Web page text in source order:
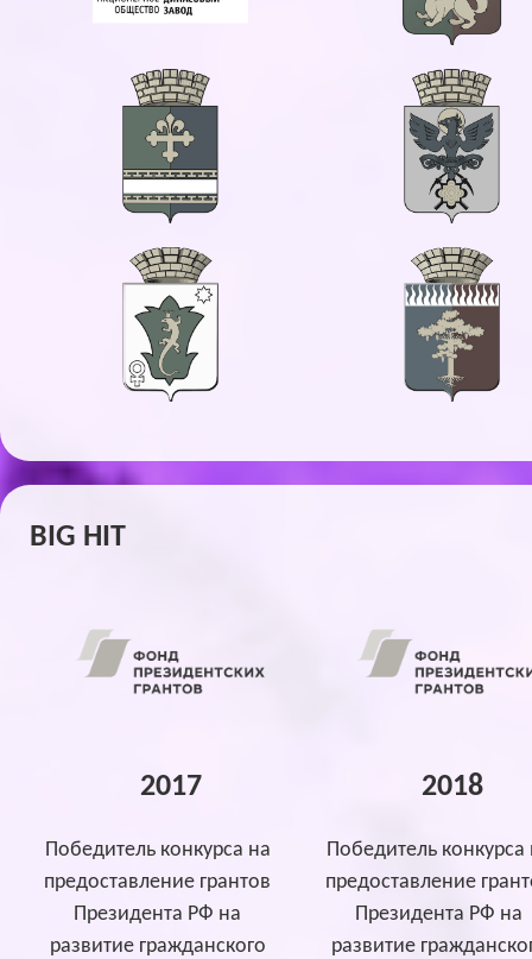
BIG HIT
2017 2018
Победитель конкурса на
предоставление грантов
Президента РФ на
развитие гражданского
Победитель конкурса
предоставление
Президента РФ на
развитие